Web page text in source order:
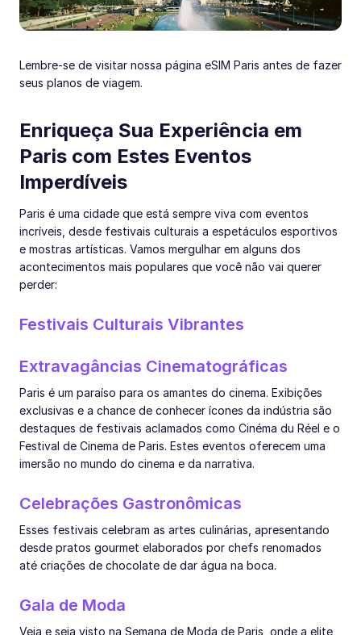
Lembre-se de visitar nossa página eSIM Paris antes de fazer
seus planos de viagem.
Enriqueça Sua Experiência em
Paris com Estes Eventos
Imperdíveis
Paris é uma cidade que está sempre viva com eventos
incríveis, desde festivais culturais a espetáculos esportivos
e mostras artísticas. Vamos mergulhar em alguns dos
acontecimentos mais populares que você não vai querer
perder:
Festivais Culturais Vibrantes
Extravagâncias Cinematográficas
Paris é um paraíso para os amantes do cinema. Exibições
exclusivas e a chance de conhecer ícones da indústria são
destaques de festivais aclamados como Cinéma du Réel e o
Festival de Cinema de Paris. Estes eventos oferecem uma
imersão no mundo do cinema e da narrativa.
Celebrações Gastronômicas
Esses festivais celebram as artes culinárias, apresentando
desde pratos gourmet elaborados por chefs renomados
até criações de chocolate de dar água na boca.
Gala de Moda
Veja e seja visto na Semana de Moda de Paris, onde a elite